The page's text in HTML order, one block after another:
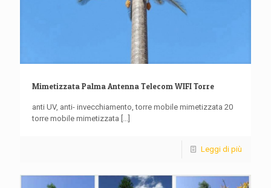
Mimetizzata Palma Antenna Telecom WIFI Torre
anti UV, anti- invecchiamento, torre mobile mimetizzata 20
torre mobile mimetizzata [...]
Leggi di più